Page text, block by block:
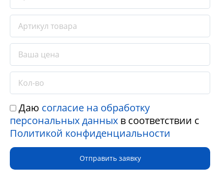
Даю согласие на обработку
персональных данных в соответствии с
Политикой конфиденциальности
Отправить заявку